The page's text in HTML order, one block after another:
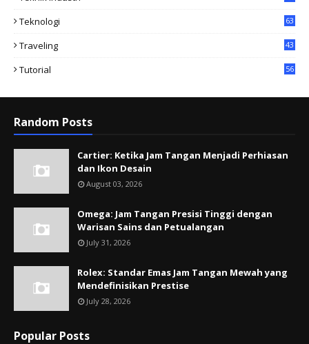
Teknologi 63
Traveling 43
Tutorial 56
Random Posts
Cartier: Ketika Jam Tangan Menjadi Perhiasan
dan Ikon Desain
August 03, 2026
Omega: Jam Tangan Presisi Tinggi dengan
Warisan Sains dan Petualangan
July 31, 2026
Rolex: Standar Emas Jam Tangan Mewah yang
Mendefinisikan Prestise
July 28, 2026
Popular Posts